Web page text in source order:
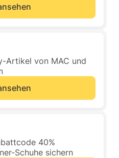
Artikel von MAC und
40%
Schuhe sichern